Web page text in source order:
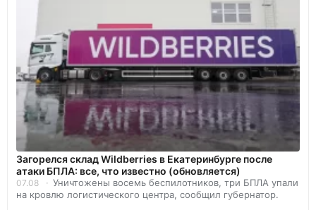
Загорелся склад Wildberries в Екатеринбурге после
атаки БПЛА: все, что известно (обновляется)
07.08
Уничтожены восемь беспилотников, три БПЛА упали
на кровлю логистического центра, сообщил губернатор.